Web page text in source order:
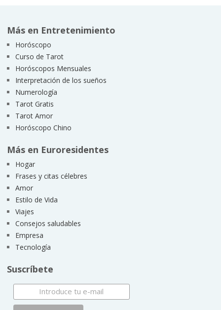
Más en Entretenimiento
Horóscopo
Curso de Tarot
Horóscopos Mensuales
Interpretación de los sueños
Numerología
Tarot Gratis
Tarot Amor
Horóscopo Chino
Más en Euroresidentes
Hogar
Frases y citas célebres
Amor
Estilo de Vida
Viajes
Consejos saludables
Empresa
Tecnología
Suscríbete